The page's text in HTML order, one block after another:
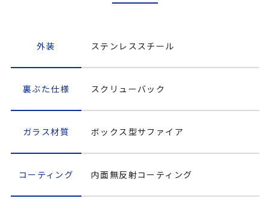
外装 ステンレススチール
裏ぶた仕様 スクリューバック
ガラス材質 ボックス型サファイア
コーティング 内面無反射コーティング